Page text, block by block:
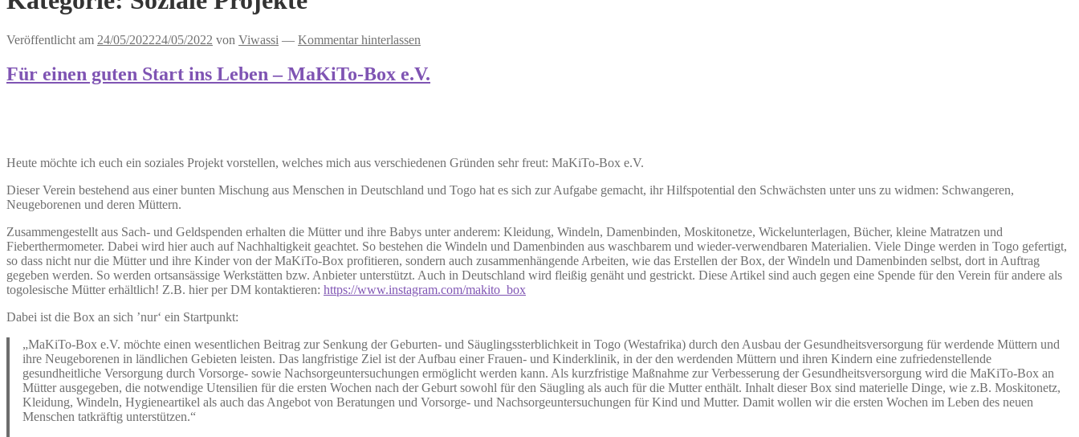
Veröffentlicht am 24/05/202224/05/2022 von Viwassi — Kommentar hinterlassen
Für einen guten Start ins Leben – MaKiTo-Box e.V.
Heute möchte ich euch ein soziales Projekt vorstellen, welches mich aus verschiedenen Gründen sehr freut: MaKiTo-Box e.V.
Dieser Verein bestehend aus einer bunten Mischung aus Menschen in Deutschland und Togo hat es sich zur Aufgabe gemacht, ihr Hilfspotential den Schwächsten unter uns zu widmen: Schwangeren,
Neugeborenen und deren Müttern.
Zusammengestellt aus Sach- und Geldspenden erhalten die Mütter und ihre Babys unter anderem: Kleidung, Windeln, Damenbinden, Moskitonetze, Wickelunterlagen, Bücher, kleine Matratzen und
Fieberthermometer. Dabei wird hier auch auf Nachhaltigkeit geachtet. So bestehen die Windeln und Damenbinden aus waschbarem und wieder-verwendbaren Materialien. Viele Dinge werden in Togo gefertigt,
so dass nicht nur die Mütter und ihre Kinder von der MaKiTo-Box profitieren, sondern auch zusammenhängende Arbeiten, wie das Erstellen der Box, der Windeln und Damenbinden selbst, dort in Auftrag
gegeben werden. So werden ortsansässige Werkstätten bzw. Anbieter unterstützt. Auch in Deutschland wird fleißig genäht und gestrickt. Diese Artikel sind auch gegen eine Spende für den Verein für andere als
togolesische Mütter erhältlich! Z.B. hier per DM kontaktieren: https://www.instagram.com/makito_box
Dabei ist die Box an sich ’nur‘ ein Startpunkt:
„MaKiTo-Box e.V. möchte einen wesentlichen Beitrag zur Senkung der Geburten- und Säuglingssterblichkeit in Togo (Westafrika) durch den Ausbau der Gesundheitsversorgung für werdende Müttern und
ihre Neugeborenen in ländlichen Gebieten leisten. Das langfristige Ziel ist der Aufbau einer Frauen- und Kinderklinik, in der den werdenden Müttern und ihren Kindern eine zufriedenstellende
gesundheitliche Versorgung durch Vorsorge- sowie Nachsorgeuntersuchungen ermöglicht werden kann. Als kurzfristige Maßnahme zur Verbesserung der Gesundheitsversorgung wird die MaKiTo-Box an
Mütter ausgegeben, die notwendige Utensilien für die ersten Wochen nach der Geburt sowohl für den Säugling als auch für die Mutter enthält. Inhalt dieser Box sind materielle Dinge, wie z.B. Moskitonetz,
Kleidung, Windeln, Hygieneartikel als auch das Angebot von Beratungen und Vorsorge- und Nachsorgeuntersuchungen für Kind und Mutter. Damit wollen wir die ersten Wochen im Leben des neuen
Menschen tatkräftig unterstützen.“